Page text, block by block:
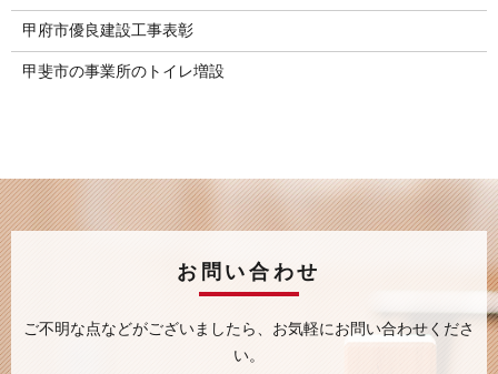
甲府市優良建設工事表彰
甲斐市の事業所のトイレ増設
お問い合わせ
ご不明な点などがございましたら、 お気軽にお問い合わせくださ
い。